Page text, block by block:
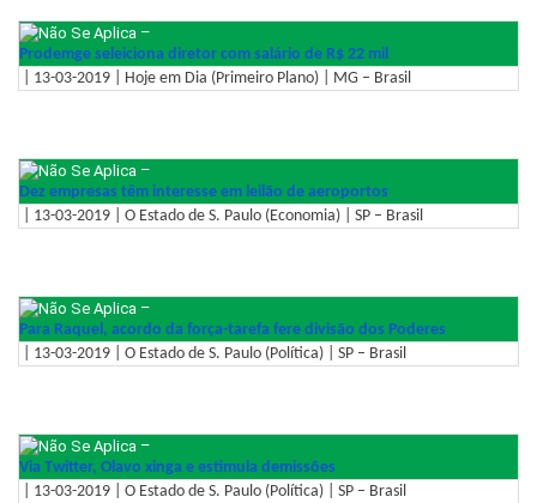
–
Prodemge seleiciona diretor com salário de R$ 22 mil
| 13-03-2019 | Hoje em Dia (Primeiro Plano) | MG – Brasil
–
Dez empresas têm interesse em leilão de aeroportos
| 13-03-2019 | O Estado de S. Paulo (Economia) | SP – Brasil
–
Para Raquel, acordo da força-tarefa fere divisão dos Poderes
| 13-03-2019 | O Estado de S. Paulo (Política) | SP – Brasil
–
Via Twitter, Olavo xinga e estimula demissões
| 13-03-2019 | O Estado de S. Paulo (Política) | SP – Brasil